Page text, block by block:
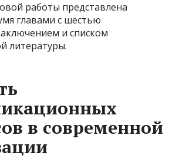
работы представлена
главами с шестью
и списком
литературы.
в современной